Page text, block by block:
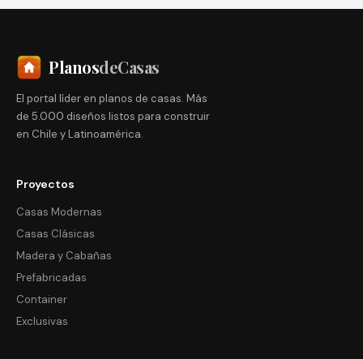
PlanosdeCasas
El portal líder en planos de casas. Más
de 5.000 diseños listos para construir
en Chile y Latinoamérica.
Proyectos
Casas Modernas
Casas Clásicas
Madera y Cabañas
Prefabricadas
Container
Exclusivas